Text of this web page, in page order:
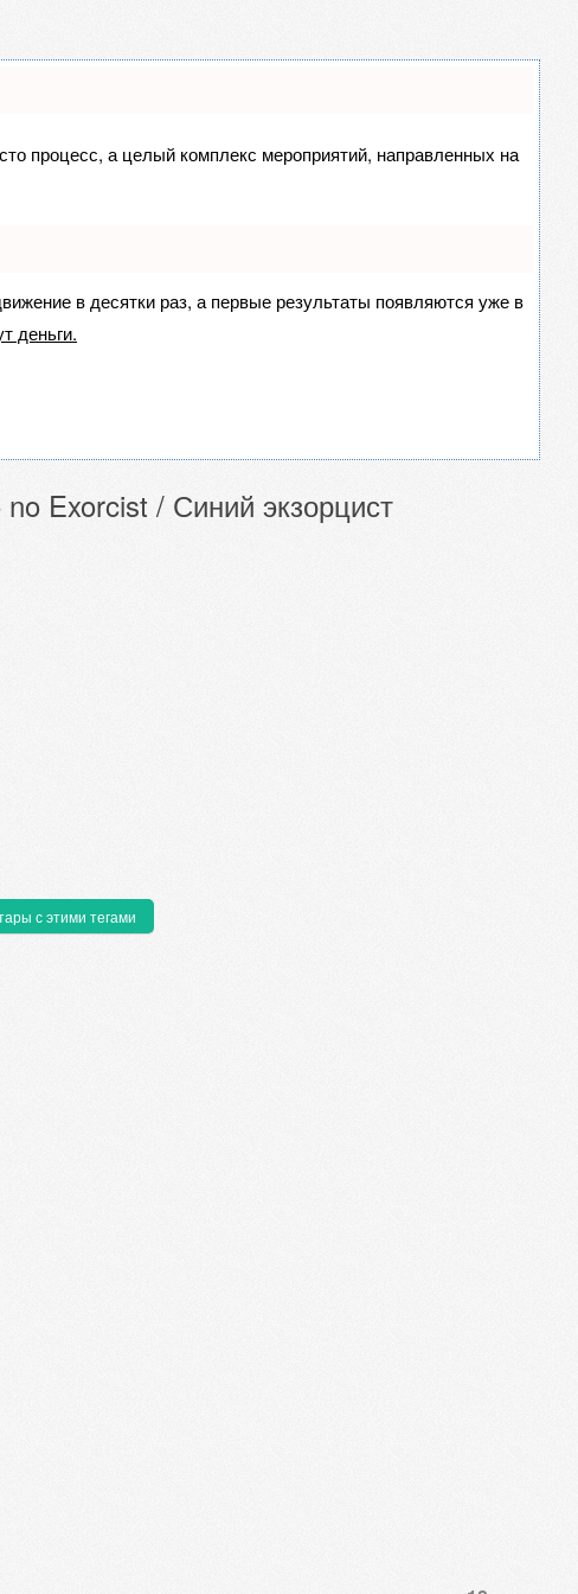
процесс, а целый комплекс мероприятий, направленных на
в десятки раз, а первые результаты появляются уже в
деньги.
Exorcist / Синий экзорцист
с этими тегами